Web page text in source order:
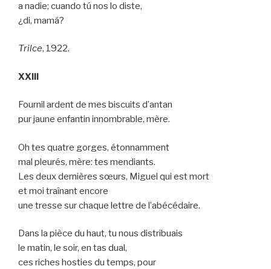
a nadie; cuando tú nos lo diste,
¿di, mamá?
Trilce, 1922.
XXIII
Fournil ardent de mes biscuits d’antan
pur jaune enfantin innombrable, mère.
Oh tes quatre gorges, étonnamment
mal pleurés, mère: tes mendiants.
Les deux dernières sœurs, Miguel qui est mort
et moi traînant encore
une tresse sur chaque lettre de l’abécédaire.
Dans la pièce du haut, tu nous distribuais
le matin, le soir, en tas dual,
ces riches hosties du temps, pour